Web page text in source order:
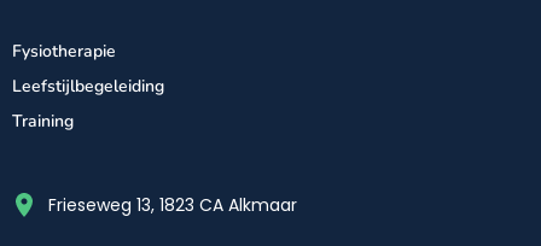
Fysiotherapie
Leefstijlbegeleiding
Training
Frieseweg 13, 1823 CA Alkmaar